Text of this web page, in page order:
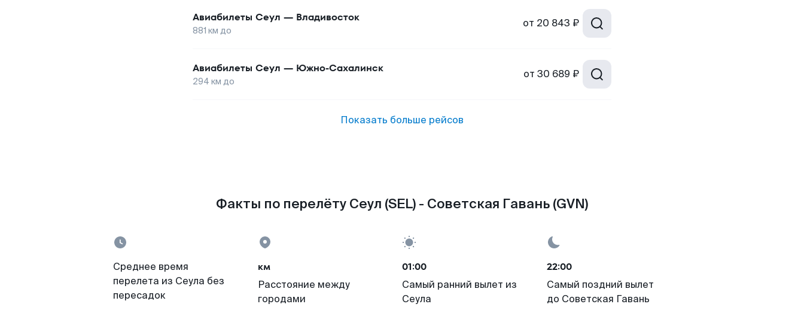
Авиабилеты Сеул — Владивосток
881 км до
от 20 843 ₽
Авиабилеты Сеул — Южно-Сахалинск
294 км до
от 30 689 ₽
Показать больше рейсов
Факты по перелёту Сеул (SEL) - Советская Гавань (GVN)
Среднее время
перелета из Сеула без
пересадок
км
Расстояние между
городами
01:00
Самый ранний вылет из
Сеула
22:00
Самый поздний вылет
до Советская Гавань